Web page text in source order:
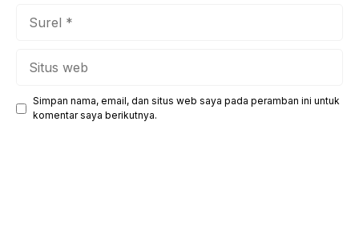
Simpan nama, email, dan situs web saya pada peramban ini untuk
komentar saya berikutnya.